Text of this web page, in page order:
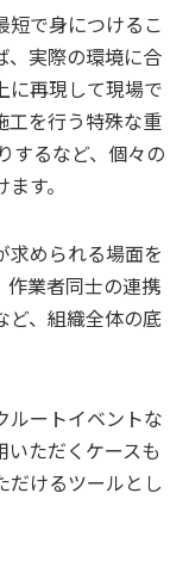
短で身につけるこ
、実際の環境に合
に再現して現場で
工を行う特殊な重
するなど、個々の
す。
求められる場面を
作業者同士の連携
ど、組織全体の底
ルートイベントな
いただくケースも
だけるツールとし